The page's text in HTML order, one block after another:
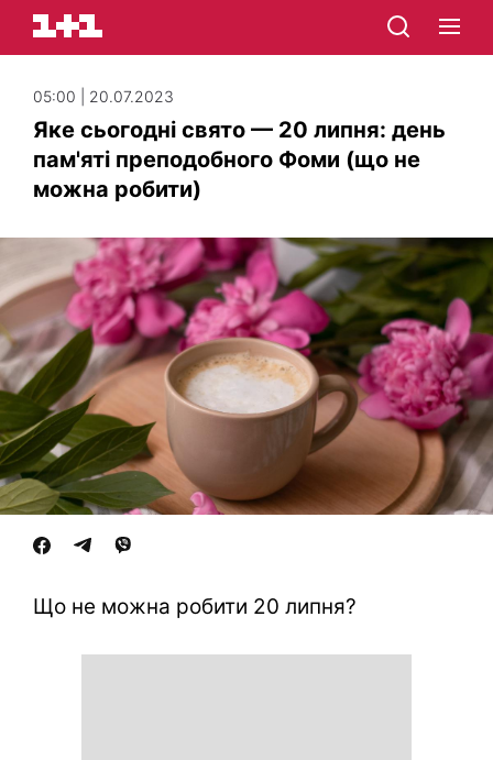
05:00 | 20.07.2023
Яке сьогодні свято — 20 липня: день
пам'яті преподобного Фоми (що не
можна робити)
Що не можна робити 20 липня?